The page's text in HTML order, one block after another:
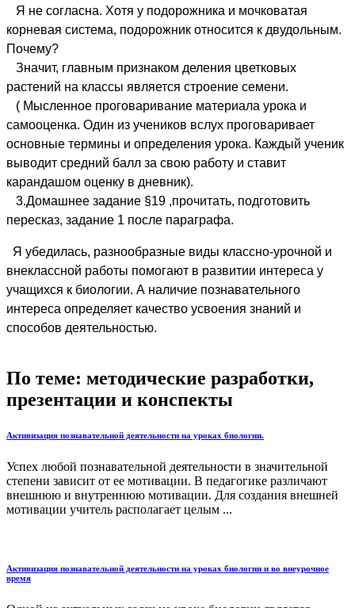
Я не согласна. Хотя у подорожника и мочковатая
корневая система, подорожник относится к двудольным.
Почему?
Значит, главным признаком деления цветковых
растений на классы является строение семени.
( Мысленное проговаривание материала урока и
самооценка. Один из учеников вслух проговаривает
основные термины и определения урока. Каждый ученик
выводит средний балл за свою работу и ставит
карандашом оценку в дневник).
3.Домашнее задание §19 ,прочитать, подготовить
пересказ, задание 1 после параграфа.
Я убедилась, разнообразные виды классно-урочной и
внеклассной работы помогают в развитии интереса у
учащихся к биологии. А наличие познавательного
интереса определяет качество усвоения знаний и
способов деятельностью.
По теме: методические разработки,
презентации и конспекты
Активизация познавательной деятельности на уроках биологии.
Успех любой познавательной деятельности в значительной
степени зависит от ее мотивации. В педагогике различают
внешнюю и внутреннюю мотивации. Для создания внешней
мотивации учитель располагает целым ...
Активизация познавательной деятельности на уроках биологии и во внеурочное
время